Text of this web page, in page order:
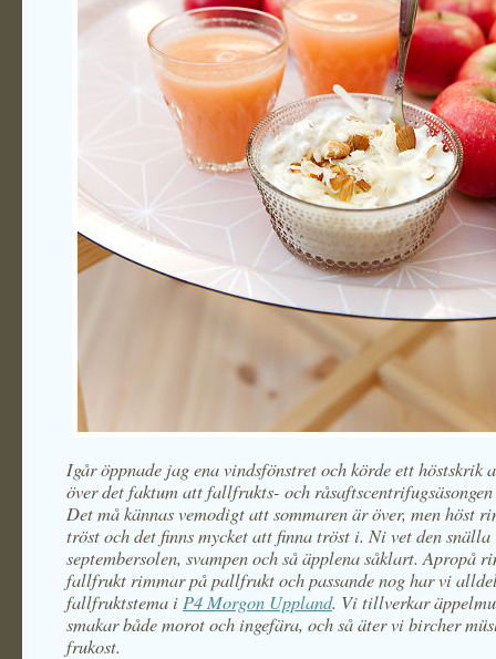
Igår öppnade jag ena vindsfönstret och körde ett höstskrik
över det faktum att fallfrukts- och
Det må kännas vemodigt att sommaren är över, men höst
tröst och det finns mycket att finna tröst i. Ni vet den snälla
septembersolen, svampen och så äpplena såklart. Apropå
fallfrukt rimmar på pallfrukt och passande nog har vi
fallfruktstema i P4 Morgon Uppland. Vi tillverkar
smakar både morot och ingefära, och så äter vi bircher
frukost.